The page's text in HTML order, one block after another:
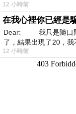
12 小時前
在我心裡你已經是
Dear: 我只是隨口問
了，結果出現了20，
12 小時前